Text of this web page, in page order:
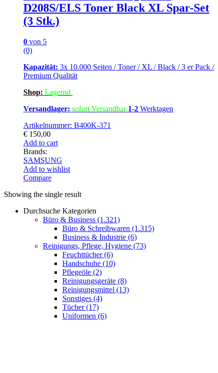
D208S/ELS Toner Black XL Spar-Set
(3 Stk.)
0 von 5
(0)
Kapazität: 3x 10.000 Seiten / Toner / XL / Black / 3 er Pack /
Premium Qualität
Shop: Lagernd
Versandlager: sofort Versandbar 1-2 Werktagen
Artikelnummer: B400K-371
€ 150,00
Add to cart
Brands:
SAMSUNG
Add to wishlist
Compare
Showing the single result
Durchsuche Kategorien
Büro & Business (1.321)
Büro & Schreibwaren (1.315)
Business & Industrie (6)
Reinigungs, Pflege, Hygiene (73)
Feuchttücher(6)
Handschuhe (10)
Pflegeöle (2)
Reinigungsgeräte (8)
Reinigungsmittel (13)
Sonstiges (4)
Tücher(17)
Uniformen (6)